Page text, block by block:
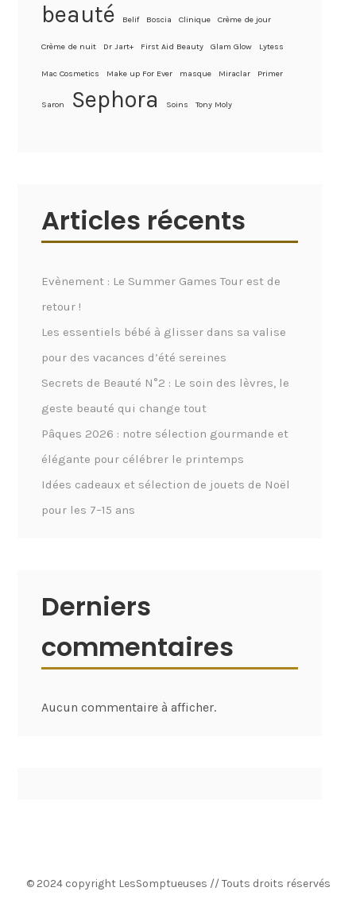
beauté Belif Boscia Clinique Crème de jour
Crème de nuit Dr Jart+ First Aid Beauty Glam Glow Lytess
Mac Cosmetics Make up For Ever masque Miraclar Primer
Saron Sephora Soins Tony Moly
Articles récents
Evènement : Le Summer Games Tour est de
retour !
Les essentiels bébé à glisser dans sa valise
pour des vacances d’été sereines
Secrets de Beauté N°2 : Le soin des lèvres, le
geste beauté qui change tout
Pâques 2026 : notre sélection gourmande et
élégante pour célébrer le printemps
Idées cadeaux et sélection de jouets de Noël
pour les 7–15 ans
Derniers
commentaires
Aucun commentaire à afficher.
© 2024 copyright LesSomptueuses // Touts droits réservés